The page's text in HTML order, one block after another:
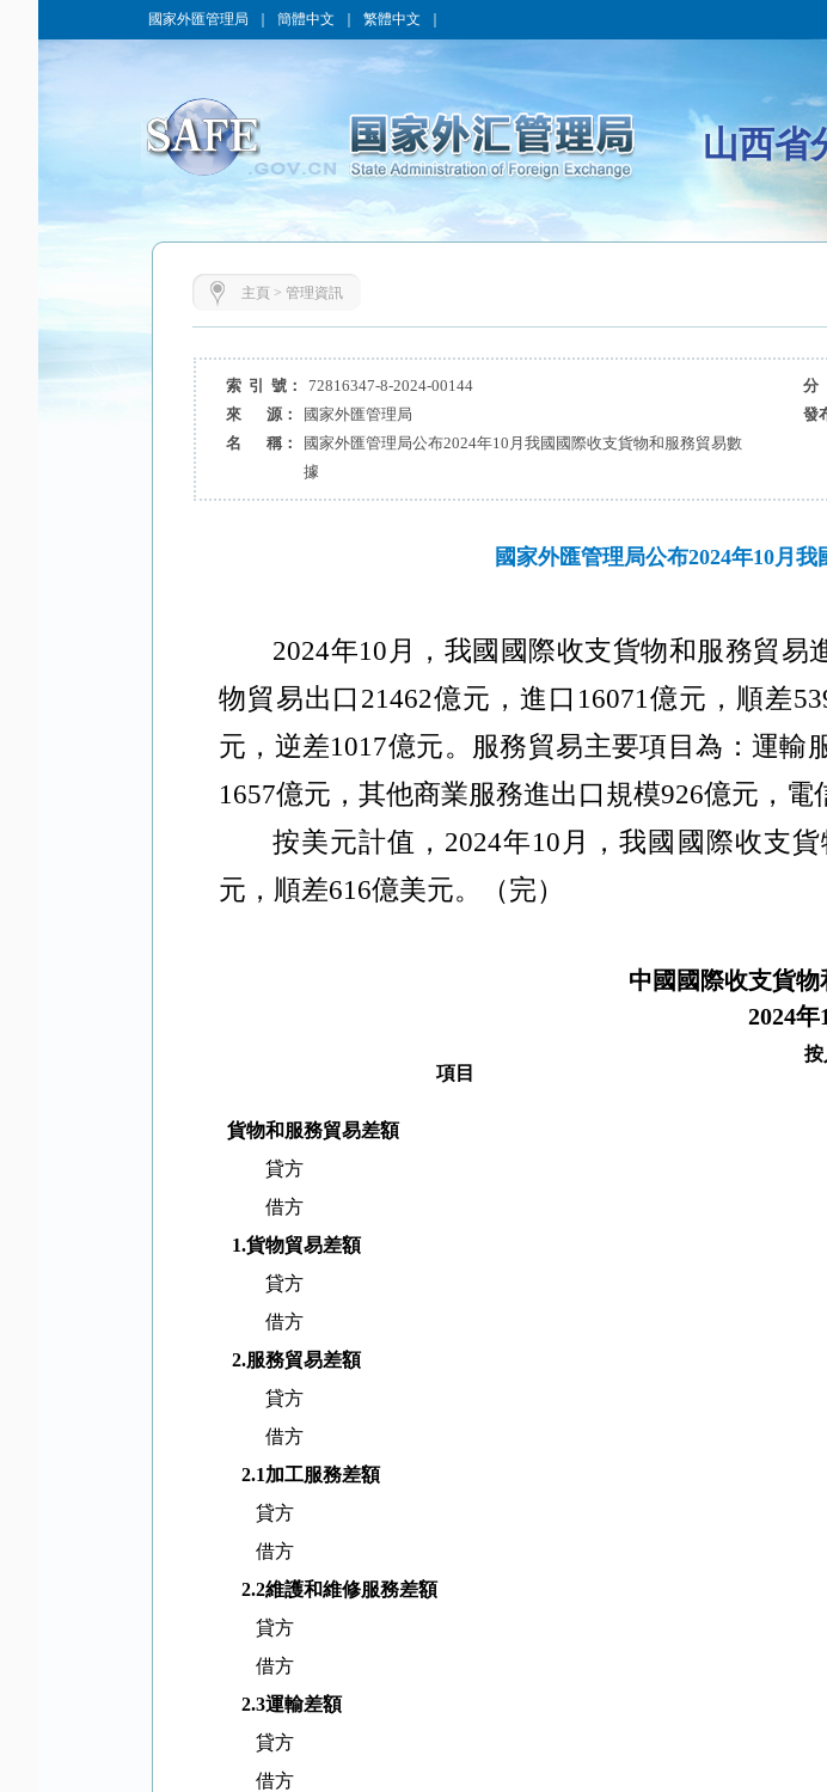
國家外匯管理局 簡體中文 繁體中文
山西省
主頁 > 管理資訊
索 引 號： 72816347-8-2024-00144 分
來 源：
國家外匯管理局 發
名 稱：
國家外匯管理局公布2024年10月我國國際收支貨物和服務貿易數
據
國家外匯管理局公布2024年10月
2024年10 月，我國國際收支貨物和服務貿易
物貿易出口 21462億元，進口 16071億元，順差
元，逆差1017億元。服務貿易主要項目為：運輸
1657億元，其他商業服務進出口規模926億元，電
按美元計值， 2024年10 月，我國國際收支
元，順差616億美元。（完）
中國國際收支貨
2024年
項目
按
貨物和服務貿易差額
貸方
借方
1.貨物貿易差額
貸方
借方
2.服務貿易差額
貸方
借方
2.1加工服務差額
貸方
借方
2.2維護和維修服務差額
貸方
借方
2.3運輸差額
貸方
借方